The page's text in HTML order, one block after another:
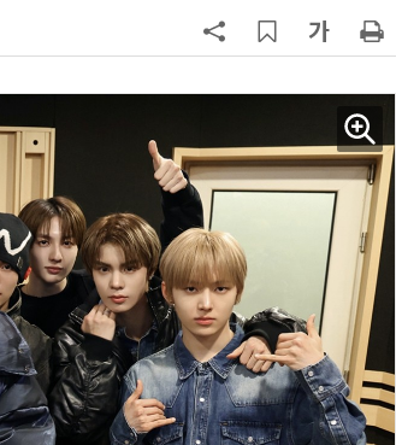
AI Native Enterprise를 지원하는 AI Ready Data 플랫폼 활용 전략 AI 시대의 옵저버빌리티: GPU·LLM 모니터링부터 AI 기반 장애 대응까지